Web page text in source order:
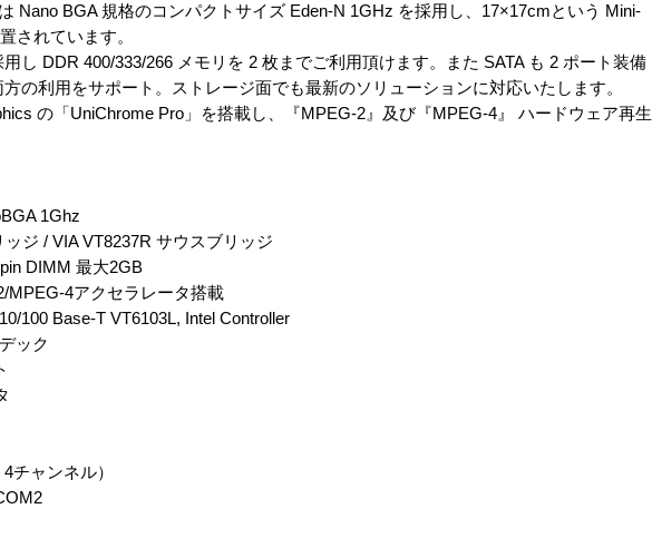
Nano BGA 規格のコンパクトサイズ Eden-N 1GHz を採用し、17×17cmという Mini-
されています。
し DDR 400/333/266 メモリを 2 枚までご利用頂けます。また SATA も 2 ポート装備
の利用をサポート。ストレージ面でも最新のソリューションに対応いたします。
の「UniChrome Pro」を搭載し、『MPEG-2』及び『MPEG-4』 ハードウェア再生
1Ghz
ジ / VIA VT8237R サウスブリッジ
DIMM 最大2GB
4アクセラレータ搭載
100 Base-T VT6103L, Intel Controller
ック
チャンネル）